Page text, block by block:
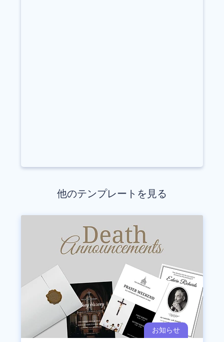
他のテンプレートを見る